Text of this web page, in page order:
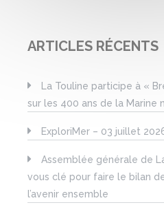
ARTICLES RÉCENTS
La Touline participe à «
sur les 400 ans de la Marine
ExploriMer – 03 juillet
Assemblée générale de
vous clé pour faire le bilan
l’avenir ensemble